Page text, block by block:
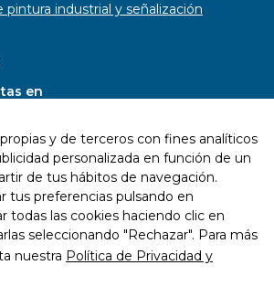
pintura industrial y señalización
en
y de terceros con fines analíticos
personalizada en función de un
de tus hábitos de navegación.
tus preferencias pulsando en
todas las cookies haciendo clic en
seleccionando "Rechazar". Para más
nuestra Política de Privacidad y